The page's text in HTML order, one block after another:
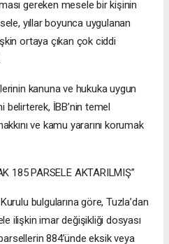
gereken mesele bir kişinin
yıllar boyunca uygulanan
ortaya çıkan çok ciddi
kanuna ve hukuka uygun
belirterek, İBB’nin temel
ve kamu yararını korumak
185 PARSELE AKTARILMIŞ”
bulgularına göre, Tuzla’dan
ilişkin imar değişikliği dosyası
884’ünde eksik veya